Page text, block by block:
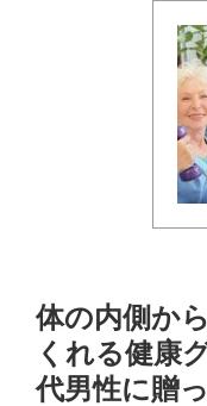
体の内側か
くれる健康
代男性に贈